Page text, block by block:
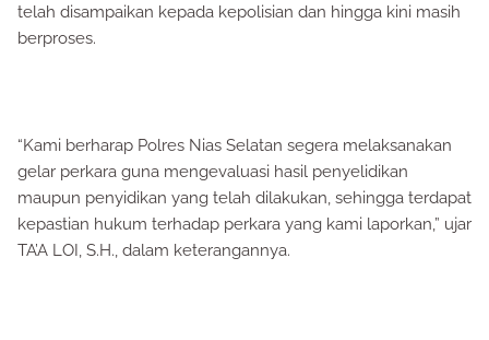
telah disampaikan kepada kepolisian dan hingga kini masih
berproses.
“Kami berharap Polres Nias Selatan segera melaksanakan
gelar perkara guna mengevaluasi hasil penyelidikan
maupun penyidikan yang telah dilakukan, sehingga terdapat
kepastian hukum terhadap perkara yang kami laporkan,” ujar
TA’A LOI, S.H., dalam keterangannya.